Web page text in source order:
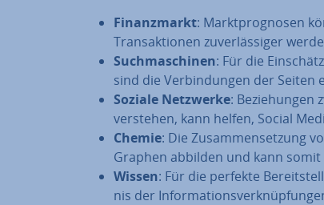
Fi­nanz­markt: Markt­pro­gno­sen
Trans­ak­tio­nen zu­ver­läs­si­ger
Such­ma­schi­nen: Für die
sind die Ver­bin­dun­gen der Seiten
Soziale Netzwerke: Be­zie­hun­gen
verstehen, kann helfen, Social
Chemie: Die Zu­sam­men­set­zung
Graphen abbilden und kann
Wissen: Für die perfekte
nis der